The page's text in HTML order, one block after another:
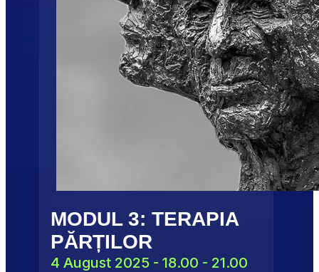
MODUL 3: TERAPIA
PĂRȚILOR
4 August 2025 - 18.00 - 21.00